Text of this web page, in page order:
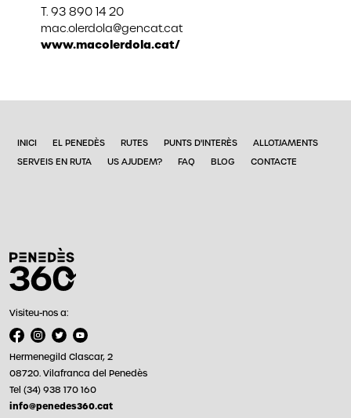
T. 93 890 14 20
mac.olerdola@gencat.cat
www.macolerdola.cat/
INICI EL PENEDÈS RUTES PUNTS D'INTERÈS
ALLOTJAMENTS
SERVEIS EN RUTA
US AJUDEM? FAQ BLOG CONTACTE
Visiteu-nos a:
Hermenegild Clascar, 2
08720. Vilafranca del Penedès
Tel (34) 938 170 160
info@penedes360.cat